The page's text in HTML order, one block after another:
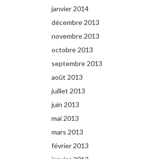
janvier 2014
décembre 2013
novembre 2013
octobre 2013
septembre 2013
août 2013
juillet 2013
juin 2013
mai 2013
mars 2013
février 2013